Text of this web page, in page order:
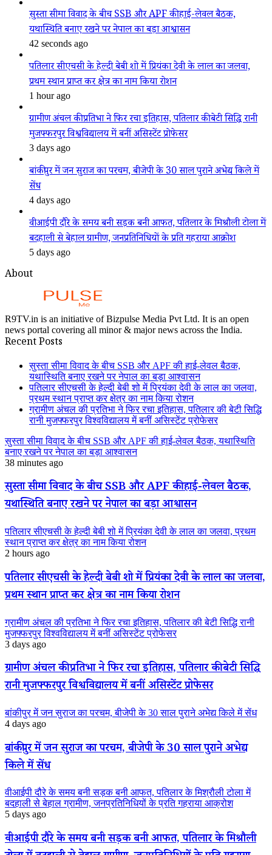
सुस्ता सीमा विवाद के बीच SSB और APF की हाई-लेवल बैठक,
यथास्थिति बनाए रखने पर नेपाल का बड़ा आश्वासन
42 seconds ago
पतिलार सीएचसी के हेल्दी बेबी शो में प्रियंका देवी के लाल का जलवा,
प्रथम स्थान प्राप्त कर क्षेत्र का नाम किया रोशन
1 hour ago
ग्रामीण अंचल की प्रतिभा ने फिर रचा इतिहास, पतिलार की बेटी सिद्धि रानी
मुजफ्फरपुर विश्वविद्यालय में बनीं असिस्टेंट प्रोफेसर
3 days ago
बांकीपुर में जन सुराज का परचम, बीजेपी के 30 साल पुराने अभेद्य किले में
सेंध
4 days ago
वीआईपी दौरे के समय बनी सड़क बनी आफत, पतिलार के मिश्रौली टोला में
बदहाली से बेहाल ग्रामीण, जनप्रतिनिधियों के प्रति गहराया आक्रोश
5 days ago
About
R9TV.in is an initiative of Bizpulse Media Pvt Ltd. It is an open
news portal covering all minor & major news across the India.
Recent Posts
सुस्ता सीमा विवाद के बीच SSB और APF की हाई-लेवल बैठक,
यथास्थिति बनाए रखने पर नेपाल का बड़ा आश्वासन
पतिलार सीएचसी के हेल्दी बेबी शो में प्रियंका देवी के लाल का जलवा,
प्रथम स्थान प्राप्त कर क्षेत्र का नाम किया रोशन
ग्रामीण अंचल की प्रतिभा ने फिर रचा इतिहास, पतिलार की बेटी सिद्धि
रानी मुजफ्फरपुर विश्वविद्यालय में बनीं असिस्टेंट प्रोफेसर
सुस्ता सीमा विवाद के बीच SSB और APF की हाई-लेवल बैठक, यथास्थिति
बनाए रखने पर नेपाल का बड़ा आश्वासन
38 minutes ago
सुस्ता सीमा विवाद के बीच SSB और APF की हाई-लेवल बैठक,
यथास्थिति बनाए रखने पर नेपाल का बड़ा आश्वासन
पतिलार सीएचसी के हेल्दी बेबी शो में प्रियंका देवी के लाल का जलवा, प्रथम
स्थान प्राप्त कर क्षेत्र का नाम किया रोशन
2 hours ago
पतिलार सीएचसी के हेल्दी बेबी शो में प्रियंका देवी के लाल का जलवा,
प्रथम स्थान प्राप्त कर क्षेत्र का नाम किया रोशन
ग्रामीण अंचल की प्रतिभा ने फिर रचा इतिहास, पतिलार की बेटी सिद्धि रानी
मुजफ्फरपुर विश्वविद्यालय में बनीं असिस्टेंट प्रोफेसर
3 days ago
ग्रामीण अंचल की प्रतिभा ने फिर रचा इतिहास, पतिलार की बेटी सिद्धि
रानी मुजफ्फरपुर विश्वविद्यालय में बनीं असिस्टेंट प्रोफेसर
बांकीपुर में जन सुराज का परचम, बीजेपी के 30 साल पुराने अभेद्य किले में सेंध
4 days ago
बांकीपुर में जन सुराज का परचम, बीजेपी के 30 साल पुराने अभेद्य
किले में सेंध
वीआईपी दौरे के समय बनी सड़क बनी आफत, पतिलार के मिश्रौली टोला में
बदहाली से बेहाल ग्रामीण, जनप्रतिनिधियों के प्रति गहराया आक्रोश
5 days ago
वीआईपी दौरे के समय बनी सड़क बनी आफत, पतिलार के मिश्रौली